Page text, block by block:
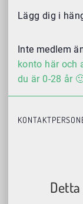
Lägg dig i
Inte medlem
konto här och
du är 0-28 år